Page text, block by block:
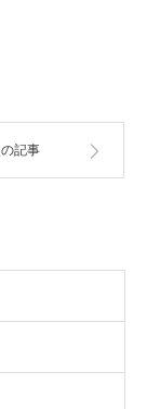
記事